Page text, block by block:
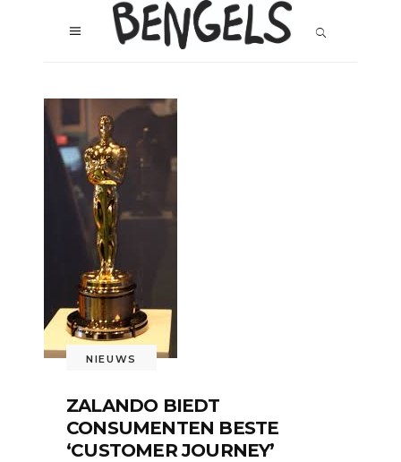
NIEUWS
ZALANDO BIEDT
CONSUMENTEN BESTE
‘CUSTOMER JOURNEY’